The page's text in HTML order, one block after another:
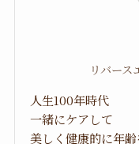
リバース
人生100年時代
一緒にケアして
美しく健康的に年